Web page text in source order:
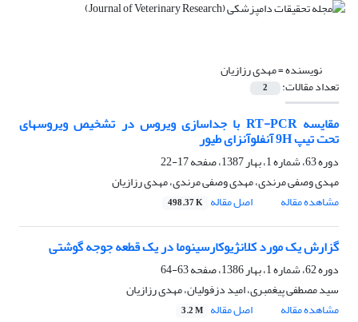
نویسنده =مهدی رزازیان
تعداد مقالات: 2
مقایسه RT-PCR ‌با جداسازی ویروس در تشخیص ویروسهای
تحت تیپ 9H ‌آنفلوآنزای طیور
دوره 63، شماره 1، بهار 1387، صفحه
17-22
مهدی وصفی مرندی، مهدی وصفی مرندی، مهدی رزازیان
مشاهده مقاله
اصل مقاله 498.37 K
گزارش یک مورد کلانژیوکارسینوما در یک قطعه جوجه گوشتی
دوره 62، شماره 1، بهار 1386، صفحه
63-64
سید مصطفی پیغمبری، امید دزفولیان، مهدی رزازیان
مشاهده مقاله
اصل مقاله 3.2 M